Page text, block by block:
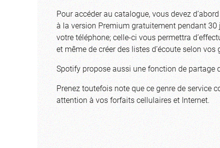
Pour accéder au catalogue, vous devez
à la version Premium gratuitement pendant
votre téléphone; celle-ci vous permettra
et même de créer des listes d’écoute selon vos
Spotify propose aussi une fonction de partage
Prenez toutefois note que ce genre de service
attention à vos forfaits cellulaires et Internet.